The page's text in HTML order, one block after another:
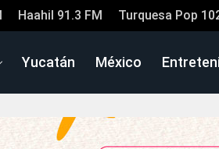
Haahil 91.3 FM Turquesa Pop
Yucatán México